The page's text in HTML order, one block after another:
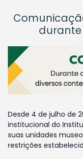
Desde 4 de julho de
institucional do
suas unidades
restrições